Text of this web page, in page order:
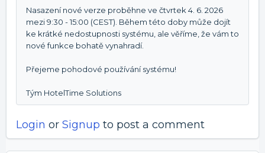
Nasazení nové verze proběhne ve čtvrtek 4. 6. 2026
mezi 9:30 - 15:00 (CEST). Během této doby může dojít
ke krátké nedostupnosti systému, ale věříme, že vám to
nové funkce bohatě vynahradí.
Přejeme pohodové používání systému!
Tým HotelTime Solutions
Login or Signup to post a comment